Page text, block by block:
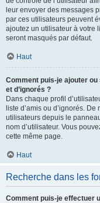
leur envoyer des messages
par ces utilisateurs peuvent
ajoutez un utilisateur à votre
seront masqués par défaut.
Haut
Comment puis-je ajouter
et d’ignorés ?
Dans chaque profil
liste d’amis ou d’ignorés.
utilisateurs depuis le
nom d’utilisateur. Vous
cette même page.
Haut
Recherche dans les
Comment puis-je effectuer